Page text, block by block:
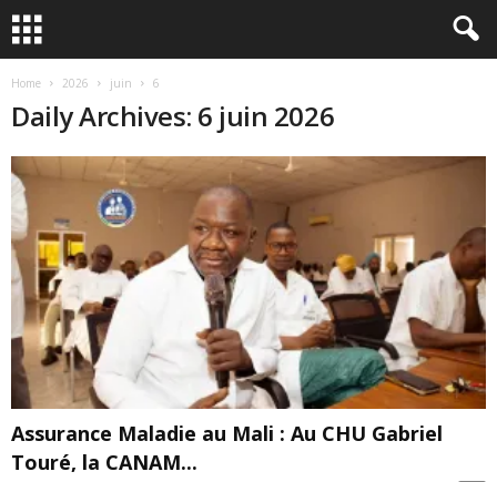
Home 2026 juin 6
Daily Archives: 6 juin 2026
Assurance Maladie au Mali : Au CHU Gabriel
Touré, la CANAM...